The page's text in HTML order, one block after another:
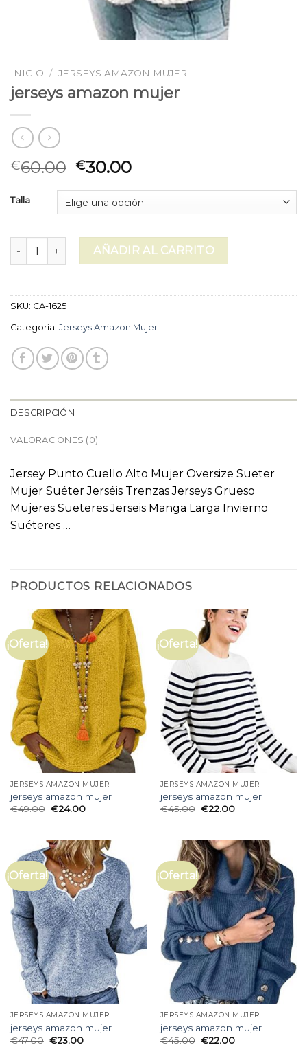
INICIO / JERSEYS AMAZON MUJER
jerseys amazon mujer
€60.00 €30.00
Talla
jerseys amazon mujer cantidad
AÑADIR AL CARRITO
SKU: CA-1625
Categoría: Jerseys Amazon Mujer
DESCRIPCIÓN
VALORACIONES (0)
Jersey Punto Cuello Alto Mujer Oversize Sueter
Mujer Suéter Jerséis Trenzas Jerseys Grueso
Mujeres Sueteres Jerseis Manga Larga Invierno
Suéteres …
PRODUCTOS RELACIONADOS
¡Oferta!
JERSEYS AMAZON MUJER
jerseys amazon mujer
€49.00 €24.00
¡Oferta!
JERSEYS AMAZON MUJER
jerseys amazon mujer
€45.00 €22.00
¡Oferta!
JERSEYS AMAZON MUJER
jerseys amazon mujer
€47.00 €23.00
¡Oferta!
JERSEYS AMAZON MUJER
jerseys amazon mujer
€45.00 €22.00